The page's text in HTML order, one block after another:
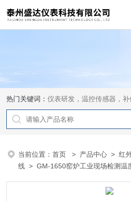
热门关键词：仪表研发，温控传感器，
当前位置：首页 > 产品中心 >红
线 > GM-1650窑炉工业现场检测温